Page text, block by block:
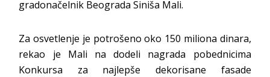
gradonačelnik Beograda Siniša Mali.
Za osvetlenje je potrošeno oko 150 miliona dinara,
rekao je Mali na dodeli nagrada pobednicima
Konkursa za najlepše dekorisane fasade